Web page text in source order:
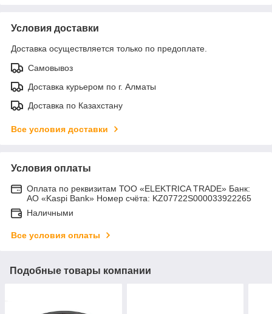
Условия доставки
Доставка осуществляется только по предоплате.
Самовывоз
Доставка курьером по г. Алматы
Доставка по Казахстану
Все условия доставки
Условия оплаты
Оплата по реквизитам ТОО «ELEKTRICA TRADE» Банк:
АО «Kaspi Bank» Номер счёта: KZ07722S000033922265
Наличными
Все условия оплаты
Подобные товары компании